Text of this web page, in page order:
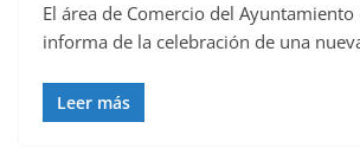
El área de Comercio del Ayuntamiento
informa de la celebración de una
Leer más